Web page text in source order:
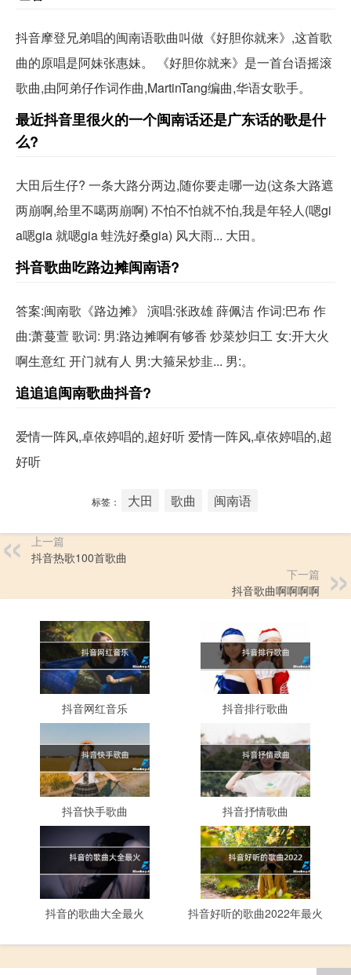
抖音摩登兄弟唱的闽南语歌曲叫做《好胆你就来》,这首歌
曲的原唱是阿妹张惠妹。 《好胆你就来》是一首台语摇滚
歌曲,由阿弟仔作词作曲,MartinTang编曲,华语女歌手。
最近抖音里很火的一个闽南话还是广东话的歌是什
么?
大田后生仔? 一条大路分两边,随你要走哪一边(这条大路遮
两崩啊,给里不噶两崩啊) 不怕不怕就不怕,我是年轻人(嗯gi
a嗯gia 就嗯gia 蛙洗好桑gia) 风大雨... 大田。
抖音歌曲吃路边摊闽南语?
答案:闽南歌《路边摊》 演唱:张政雄 薛佩洁 作词:巴布 作
曲:萧蔓萱 歌词: 男:路边摊啊有够香 炒菜炒归工 女:开大火
啊生意红 开门就有人 男:大箍呆炒韭... 男:。
追追追闽南歌曲抖音?
爱情一阵风,卓依婷唱的,超好听 爱情一阵风,卓依婷唱的,超
好听
标签： 大田 歌曲 闽南语
上一篇
抖音热歌100首歌曲
下一篇
抖音歌曲啊啊啊啊
抖音网红音乐 抖音排行歌曲
抖音快手歌曲 抖音抒情歌曲
抖音的歌曲大全最火 抖音好听的歌曲2022年最火